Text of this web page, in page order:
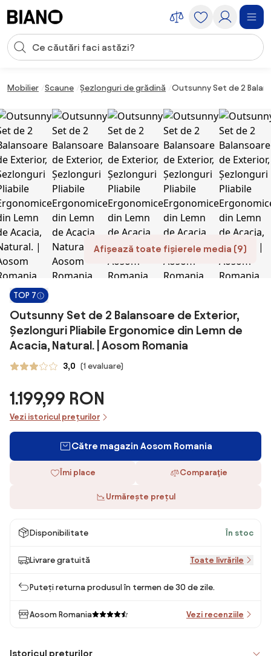
Introducerea căutării
Mobilier Scaune Șezlonguri de grădină Outsunny Set de 2
Afișează toate fișierele media (9)
TOP 7
Outsunny Set de 2 Balansoare de Exterior,
Șezlonguri Pliabile Ergonomice din Lemn de
Acacia, Natural. | Aosom Romania
3,0 (1 evaluare)
1.199,99 RON
Vezi istoricul prețurilor
Către magazin Aosom Romania
Îmi place Comparaţie
Urmărește prețul
Disponibilitate În stoc
Livrare gratuită Toate livrările
Puteți returna produsul în termen de 30 de zile.
Aosom Romania Vezi recenziile
Istoricul prețurilor